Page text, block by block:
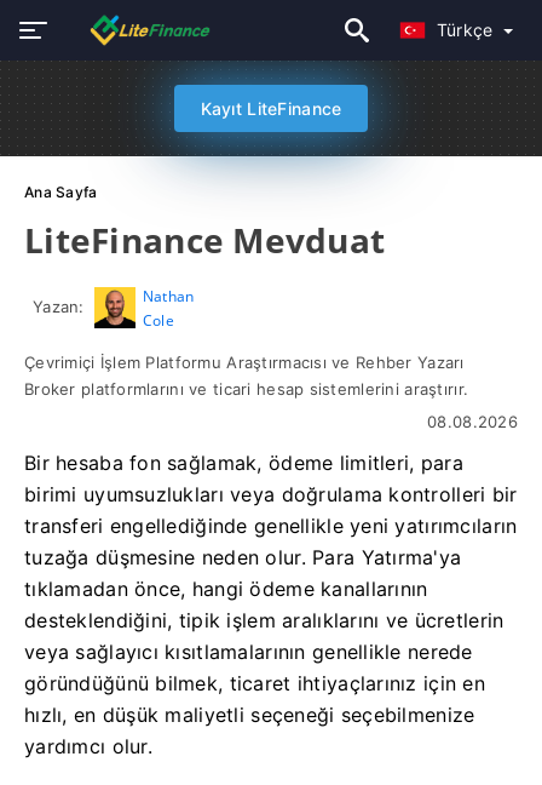
Türkçe
Kayıt LiteFinance
Ana Sayfa
LiteFinance Mevduat
Yazan:
Nathan
Cole
Çevrimiçi İşlem Platformu Araştırmacısı ve Rehber Yazarı
Broker platformlarını ve ticari hesap sistemlerini araştırır.
08.08.2026
Bir hesaba fon sağlamak, ödeme limitleri, para
birimi uyumsuzlukları veya doğrulama kontrolleri bir
transferi engellediğinde genellikle yeni yatırımcıların
tuzağa düşmesine neden olur. Para Yatırma'ya
tıklamadan önce, hangi ödeme kanallarının
desteklendiğini, tipik işlem aralıklarını ve ücretlerin
veya sağlayıcı kısıtlamalarının genellikle nerede
göründüğünü bilmek, ticaret ihtiyaçlarınız için en
hızlı, en düşük maliyetli seçeneği seçebilmenize
yardımcı olur.